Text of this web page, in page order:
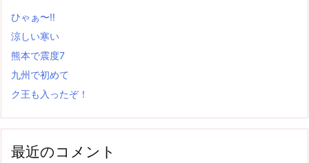
ひゃぁ〜‼
涼しい寒い
熊本で震度7
九州で初めて
ク王も入ったぞ！
最近のコメント